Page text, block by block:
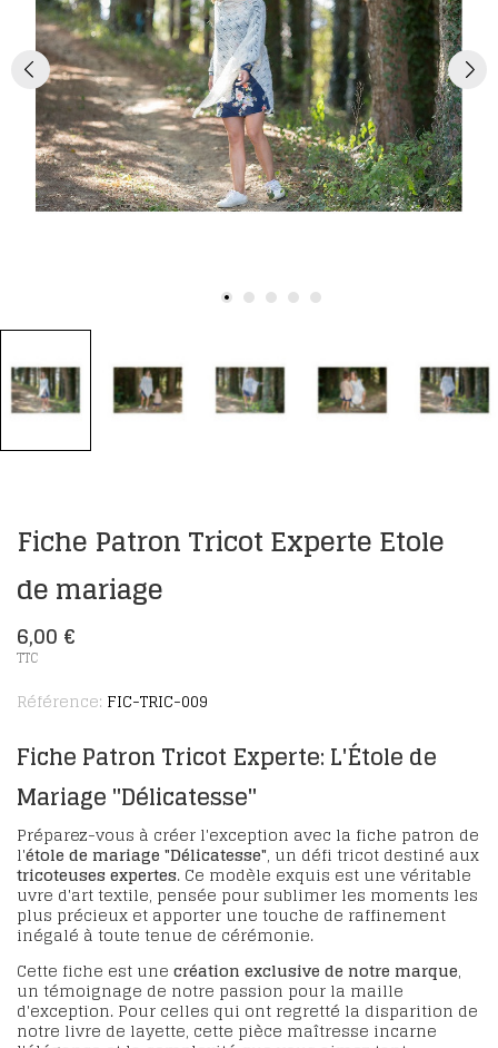
Fiche Patron Tricot Experte Etole
de mariage
6,00 €
TTC
Référence: FIC-TRIC-009
Fiche Patron Tricot Experte: L'Étole de
Mariage "Délicatesse"
Préparez-vous à créer l'exception avec la fiche patron de
l'étole de mariage "Délicatesse", un défi tricot destiné aux
tricoteuses expertes. Ce modèle exquis est une véritable
uvre d'art textile, pensée pour sublimer les moments les
plus précieux et apporter une touche de raffinement
inégalé à toute tenue de cérémonie.
Cette fiche est une création exclusive de notre marque,
un témoignage de notre passion pour la maille
d'exception. Pour celles qui ont regretté la disparition de
notre livre de layette, cette pièce maîtresse incarne